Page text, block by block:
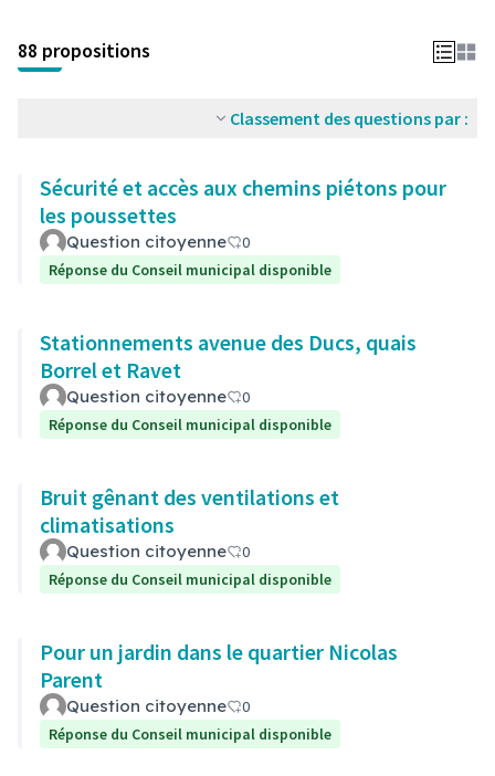
88 propositions
Classement des questions par :
Sécurité et accès aux chemins piétons pour
les poussettes
Question citoyenne
0
Réponse du Conseil municipal disponible
Stationnements avenue des Ducs, quais
Borrel et Ravet
Question citoyenne
0
Réponse du Conseil municipal disponible
Bruit gênant des ventilations et
climatisations
Question citoyenne
0
Réponse du Conseil municipal disponible
Pour un jardin dans le quartier Nicolas
Parent
Question citoyenne
0
Réponse du Conseil municipal disponible